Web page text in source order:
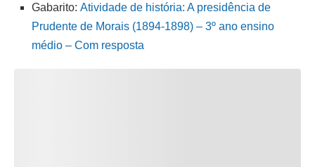
Gabarito: Atividade de história: A presidência de
Prudente de Morais (1894-1898) – 3º ano ensino
médio – Com resposta